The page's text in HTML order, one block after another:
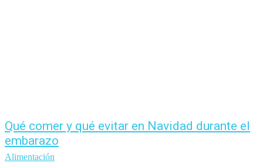
Qué comer y qué evitar en Navidad durante el
embarazo
Alimentación